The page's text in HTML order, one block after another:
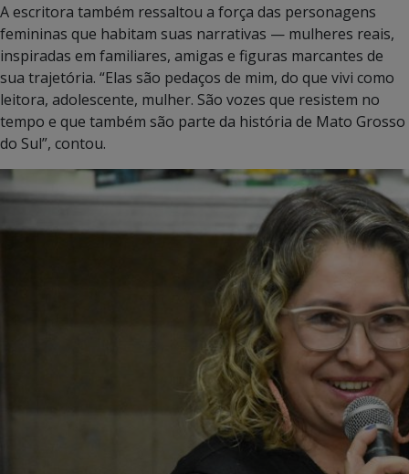
A escritora também ressaltou a força das personagens
femininas que habitam suas narrativas — mulheres reais,
inspiradas em familiares, amigas e figuras marcantes de
sua trajetória. “Elas são pedaços de mim, do que vivi como
leitora, adolescente, mulher. São vozes que resistem no
tempo e que também são parte da história de Mato Grosso
do Sul”, contou.